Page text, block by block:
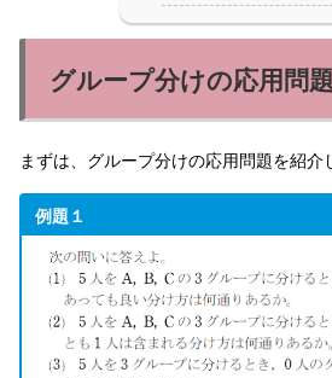
グループ分けの応用問
まずは、グループ分けの応用問題を紹介
例題１